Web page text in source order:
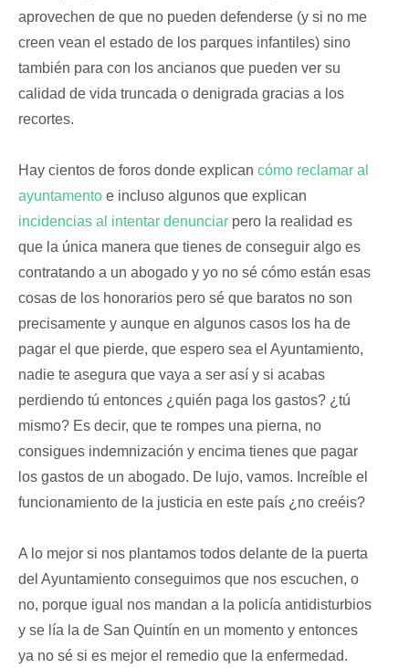
aprovechen de que no pueden defenderse (y si no me
creen vean el estado de los parques infantiles) sino
también para con los ancianos que pueden ver su
calidad de vida truncada o denigrada gracias a los
recortes.
Hay cientos de foros donde explican cómo reclamar al
ayuntamento e incluso algunos que explican
incidencias al intentar denunciar pero la realidad es
que la única manera que tienes de conseguir algo es
contratando a un abogado y yo no sé cómo están esas
cosas de los honorarios pero sé que baratos no son
precisamente y aunque en algunos casos los ha de
pagar el que pierde, que espero sea el Ayuntamiento,
nadie te asegura que vaya a ser así y si acabas
perdiendo tú entonces ¿quién paga los gastos? ¿tú
mismo? Es decir, que te rompes una pierna, no
consigues indemnización y encima tienes que pagar
los gastos de un abogado. De lujo, vamos. Increíble el
funcionamiento de la justicia en este país ¿no creéis?
A lo mejor si nos plantamos todos delante de la puerta
del Ayuntamiento conseguimos que nos escuchen, o
no, porque igual nos mandan a la policía antidisturbios
y se lía la de San Quintín en un momento y entonces
ya no sé si es mejor el remedio que la enfermedad.